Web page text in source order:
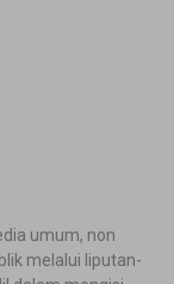
umum, non
melalui liputan-